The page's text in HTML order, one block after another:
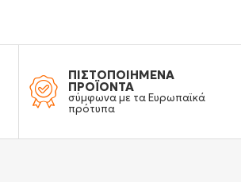
ΠΙΣΤΟΠΟΙΗΜΕΝΑ
ΠΡΟΪΟΝΤΑ
σύμφωνα με τα Ευρωπαϊκά
πρότυπα